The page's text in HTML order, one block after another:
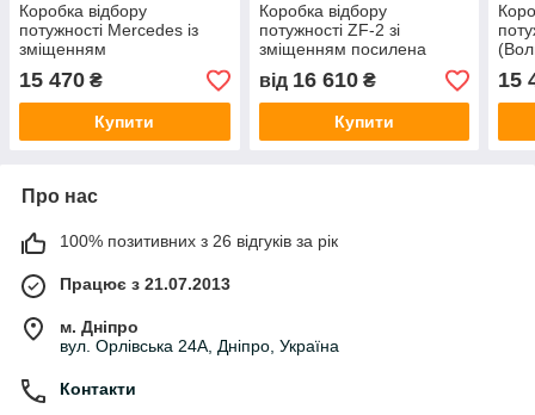
Коробка відбору
потужності Mercedes із
зміщенням
G125/155/180/181/200/210/221/240/255/260
15 470 ₴
Купити
Коробка відбору
потужності ZF-2 зі
зміщенням посилена
від 16 610₴
Купити
ATO
15
Про нас
100% позитивних з 26 відгуків за рік
Працює з 21.07.2013
м. Дніпро
вул. Орлівська 24А, Дніпро, Україна
Контакти